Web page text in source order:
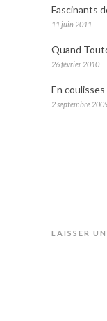
Fascinants
11 juin 2011
Quand
26 février 2010
En coulisses
2 septembre
LAISSER